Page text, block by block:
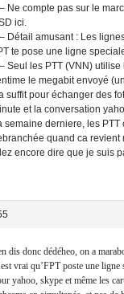
Ne compte pas sur le
ici.
Détail amusant : Les
te pose une ligne
Seul les PTT (VNN)
le megabit envoyé
suffit pour échanger des
et la conversation
semaine derniere, les
quand ca revient
encore dire que je suis
dis donc dédéheo, on a
vrai qu’FPT poste une
yahoo, skype et même les